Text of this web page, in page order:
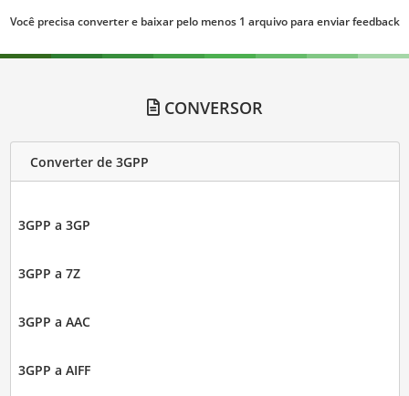
Você precisa converter e baixar pelo menos 1 arquivo para enviar feedback
CONVERSOR
Converter de 3GPP
3GPP a 3GP
3GPP a 7Z
3GPP a AAC
3GPP a AIFF